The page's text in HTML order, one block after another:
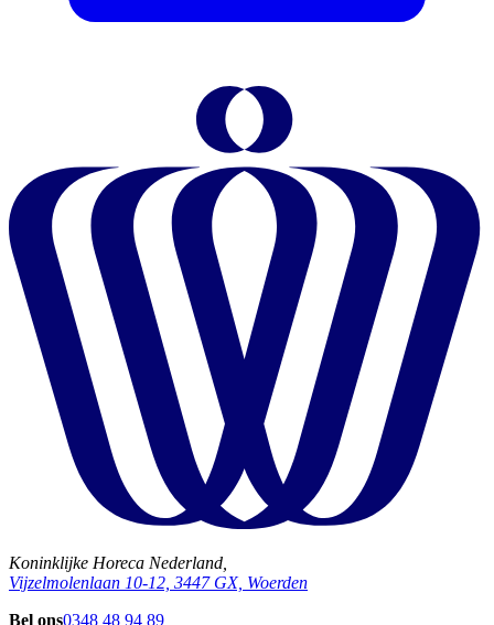
Koninklijke Horeca Nederland,
Vijzelmolenlaan 10-12, 3447 GX, Woerden
Bel ons0348 48 94 89